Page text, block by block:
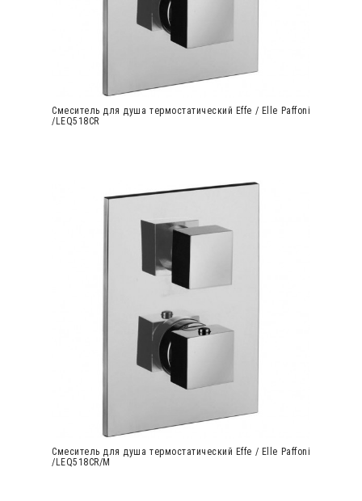
Cмеситель для душа термостатический Effe / Elle Paffoni
/LEQ518CR
Cмеситель для душа термостатический Effe / Elle Paffoni
/LEQ518CR/M